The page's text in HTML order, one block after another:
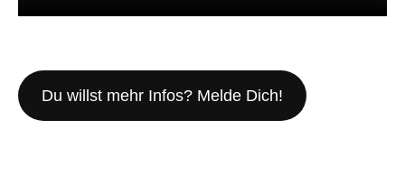
Du willst mehr Infos? Melde Dich!